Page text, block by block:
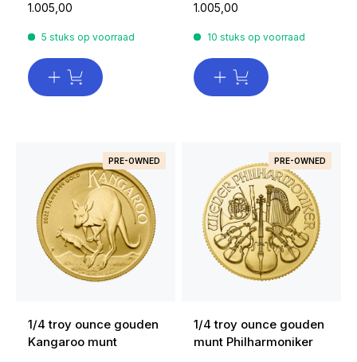
1.005,00
5 stuks op voorraad
1.005,00
10 stuks op voorraad
PRE-OWNED
1/4 troy ounce gouden
Kangaroo munt
PRE-OWNED
1/4 troy ounce gouden
munt Philharmoniker